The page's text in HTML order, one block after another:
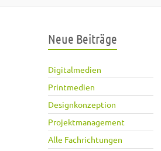
Neue Beiträge
Digitalmedien
Printmedien
Designkonzeption
Projektmanagement
Alle Fachrichtungen